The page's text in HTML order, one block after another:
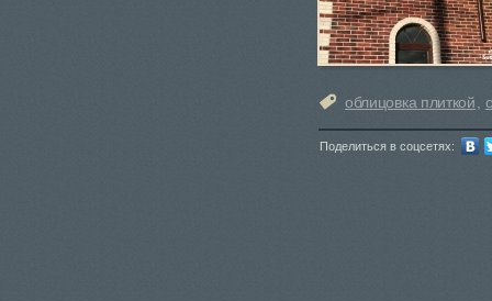
облицовка плиткой,
Поделиться в соцсетях: